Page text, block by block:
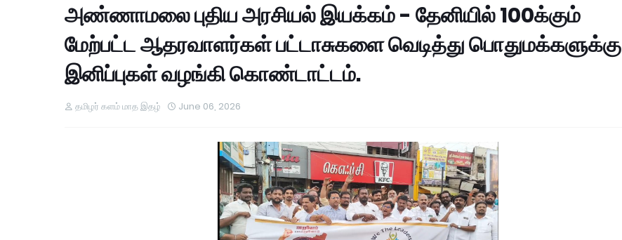
அண்ணாமலை புதிய அரசியல் இயக்கம் - தேனியில் 100க்கும்
மேற்பட்ட ஆதரவாளர்கள் பட்டாசுகளை வெடித்து பொதுமக்களுக்கு
இனிப்புகள் வழங்கி கொண்டாட்டம்.
தமிழர் களம் மாத இதழ் June 06, 2026